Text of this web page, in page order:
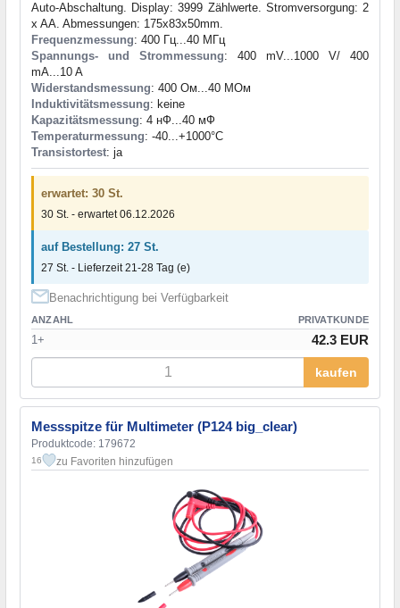
Auto-Abschaltung. Display: 3999 Zählwerte. Stromversorgung: 2
x AA. Abmessungen: 175x83x50mm.
Frequenzmessung: 400 Гц...40 МГц
Spannungs- und Strommessung: 400 mV...1000 V/ 400
mA...10 A
Widerstandsmessung: 400 Ом...40 МОм
Induktivitätsmessung: keine
Kapazitätsmessung: 4 нФ...40 мФ
Temperaturmessung: -40...+1000°С
Transistortest: ja
erwartet: 30 St.
30 St. - erwartet 06.12.2026
auf Bestellung: 27 St.
27 St. - Lieferzeit 21-28 Tag (e)
Benachrichtigung bei Verfügbarkeit
ANZAHL PRIVATKUNDE
1+ 42.3 EUR
kaufen
Messspitze für Multimeter (P124 big_clear)
Produktcode: 179672
16 zu Favoriten hinzufügen